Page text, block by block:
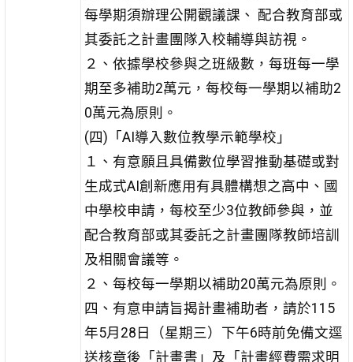
每學期須辦理公開觀議課、 配合教育部或
其委託之計畫團隊入校輔導與訪視。
２、依據學校參與之班級數，每班每一學
期至多補助2萬元，每校每一學期以補助2
0萬元為原則。
(四)「AI導入數位教學示範學校」
１、有意願且具備數位學習推動基礎或對
生成式AI創新應用有具體構想之高中、國
中學校申請，每校至少3位教師參與，並
配合教育部或其委託之計畫團隊教師培訓
及相關會議等。
２、每校每一學期以補助20萬元為原則。
四、有意申請旨揭計畫補助者，請於115
年5月28日（星期三）下午6時前免備文逕
送核章後「計畫書」及「計畫經費需求明